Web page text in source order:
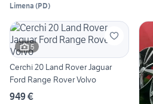
Limena (PD)
5
Cerchi 20 Land Rover Jaguar
Ford Range Rover Volvo
949 €